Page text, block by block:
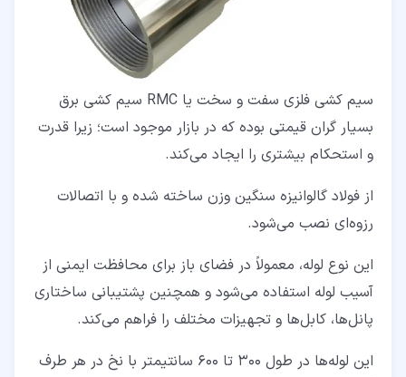
سیم کشی فلزی سفت و سخت یا RMC سیم کشی برق
بسیار گران قیمتی بوده که در بازار موجود است؛ زیرا قدرت
و استحکام بیشتری را ایجاد می‌کند.
از فولاد گالوانیزه سنگین وزن ساخته شده و با اتصالات
رزوه‌ای نصب می‌شود.
این نوع لوله، معمولاً در فضای باز برای محافظت ایمنی از
آسیب لوله استفاده می‌شود و همچنین پشتیبانی ساختاری
پانل‌ها، کابل‌ها و تجهیزات مختلف را فراهم می‌کند.
این لوله‌ها در طول 300 تا 600 سانتیمتر با نخ در هر طرف